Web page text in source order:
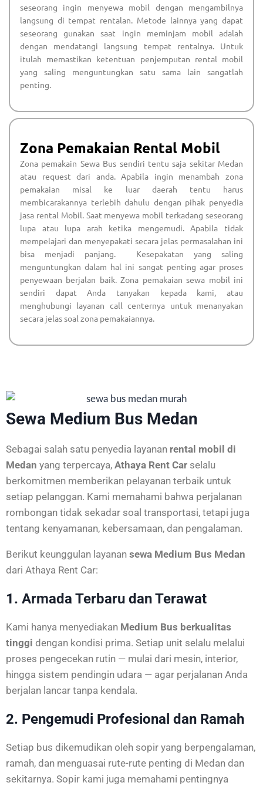
seseorang ingin menyewa mobil dengan mengambilnya
langsung di tempat rentalan. Metode lainnya yang dapat
seseorang gunakan saat ingin meminjam mobil adalah
dengan mendatangi langsung tempat rentalnya. Untuk
itulah memastikan ketentuan penjemputan rental mobil
yang saling menguntungkan satu sama lain sangatlah
penting.
Zona Pemakaian Rental Mobil
Zona pemakain Sewa Bus sendiri tentu saja sekitar Medan
atau request dari anda. Apabila ingin menambah zona
pemakaian misal ke luar daerah tentu harus
membicarakannya terlebih dahulu dengan pihak penyedia
jasa rental Mobil. Saat menyewa mobil terkadang seseorang
lupa atau lupa arah ketika mengemudi. Apabila tidak
mempelajari dan menyepakati secara jelas permasalahan ini
bisa menjadi panjang. Kesepakatan yang saling
menguntungkan dalam hal ini sangat penting agar proses
penyewaan berjalan baik. Zona pemakaian sewa mobil ini
sendiri dapat Anda tanyakan kepada kami, atau
menghubungi layanan call centernya untuk menanyakan
secara jelas soal zona pemakaiannya.
Sewa Medium Bus Medan
Sebagai salah satu penyedia layanan rental mobil di
Medan yang terpercaya, Athaya Rent Car selalu
berkomitmen memberikan pelayanan terbaik untuk
setiap pelanggan. Kami memahami bahwa perjalanan
rombongan tidak sekadar soal transportasi, tetapi juga
tentang kenyamanan, kebersamaan, dan pengalaman.
Berikut keunggulan layanan sewa Medium Bus Medan
dari Athaya Rent Car:
1. Armada Terbaru dan Terawat
Kami hanya menyediakan Medium Bus berkualitas
tinggi dengan kondisi prima. Setiap unit selalu melalui
proses pengecekan rutin — mulai dari mesin, interior,
hingga sistem pendingin udara — agar perjalanan Anda
berjalan lancar tanpa kendala.
2. Pengemudi Profesional dan Ramah
Setiap bus dikemudikan oleh sopir yang berpengalaman,
ramah, dan menguasai rute-rute penting di Medan dan
sekitarnya. Sopir kami juga memahami pentingnya